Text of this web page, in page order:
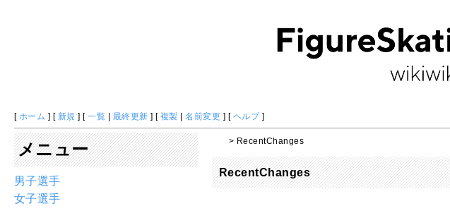
[ ホーム ] [ 新規 ] [一覧 | 最終更新 ] [ 複製 |名前変更 ] [ ヘルプ]
> RecentChanges
RecentChanges
メニュー
男子選手
女子選手